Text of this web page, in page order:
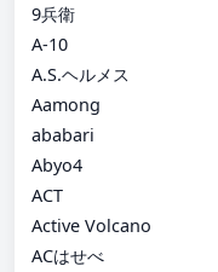
9兵衛
A-10
A.S.ヘルメス
Aamong
ababari
Abyo4
ACT
Active Volcano
ACはせべ